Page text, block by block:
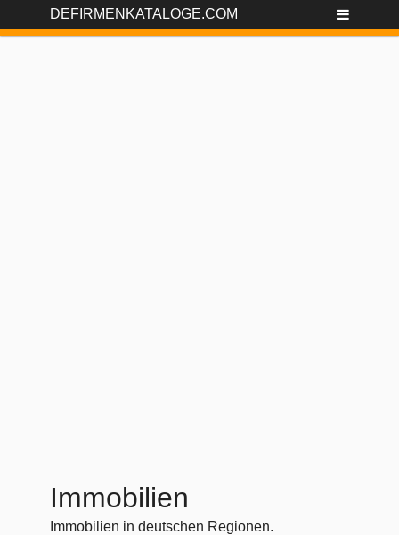
DEFIRMENKATALOGE.COM
Immobilien
Immobilien in deutschen Regionen.